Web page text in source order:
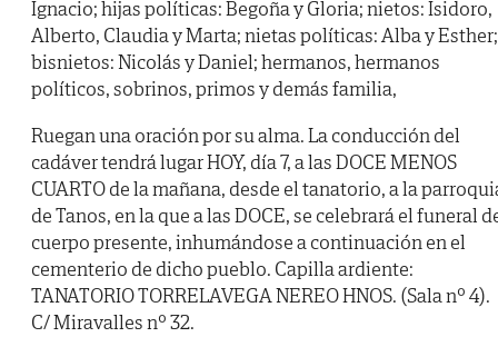
Ignacio; hijas políticas: Begoña y Gloria; nietos: Isidoro,
Alberto, Claudia y Marta; nietas políticas: Alba y Esther;
bisnietos: Nicolás y Daniel; hermanos, hermanos
políticos, sobrinos, primos y demás familia,
Ruegan una oración por su alma. La conducción del
cadáver tendrá lugar HOY, día 7, a las DOCE MENOS
CUARTO de la mañana, desde el tanatorio, a la
de Tanos, en la que a las DOCE, se celebrará el funeral
cuerpo presente, inhumándose a continuación en el
cementerio de dicho pueblo. Capilla ardiente:
TANATORIO TORRELAVEGA NEREO HNOS. (Sala nº 4).
C/ Miravalles nº 32.